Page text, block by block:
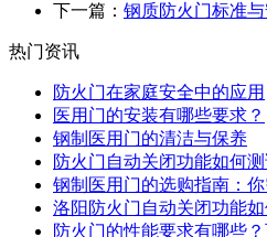
下一篇： 钢质防火门标准
热门资讯
防火门在家庭安全中的应用
医用门的安装有哪些要求？
钢制医用门的清洁与保养
防火门自动关闭功能如何测
钢制医用门的选购指南：
洛阳防火门自动关闭功能
防火门的性能要求有哪些